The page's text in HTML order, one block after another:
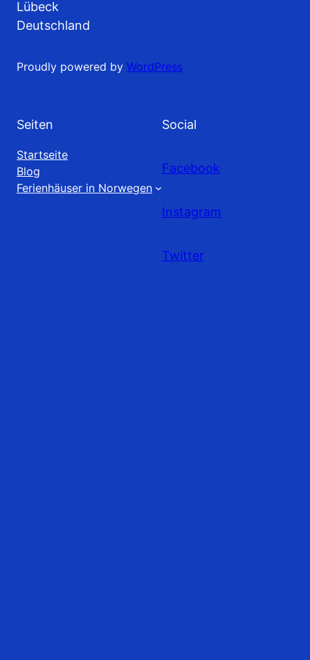
Lübeck
Deutschland
Proudly powered by WordPress
Seiten
Startseite
Blog
Ferienhäuser in Norwegen
Social
Facebook
Instagram
Twitter